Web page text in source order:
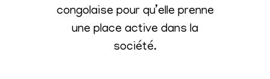
congolaise pour qu’elle prenne
une place active dans la
société.